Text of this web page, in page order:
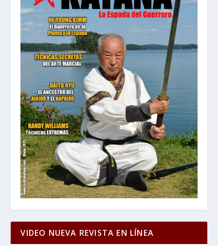
VIDEO NUEVA REVISTA EN LÍNEA